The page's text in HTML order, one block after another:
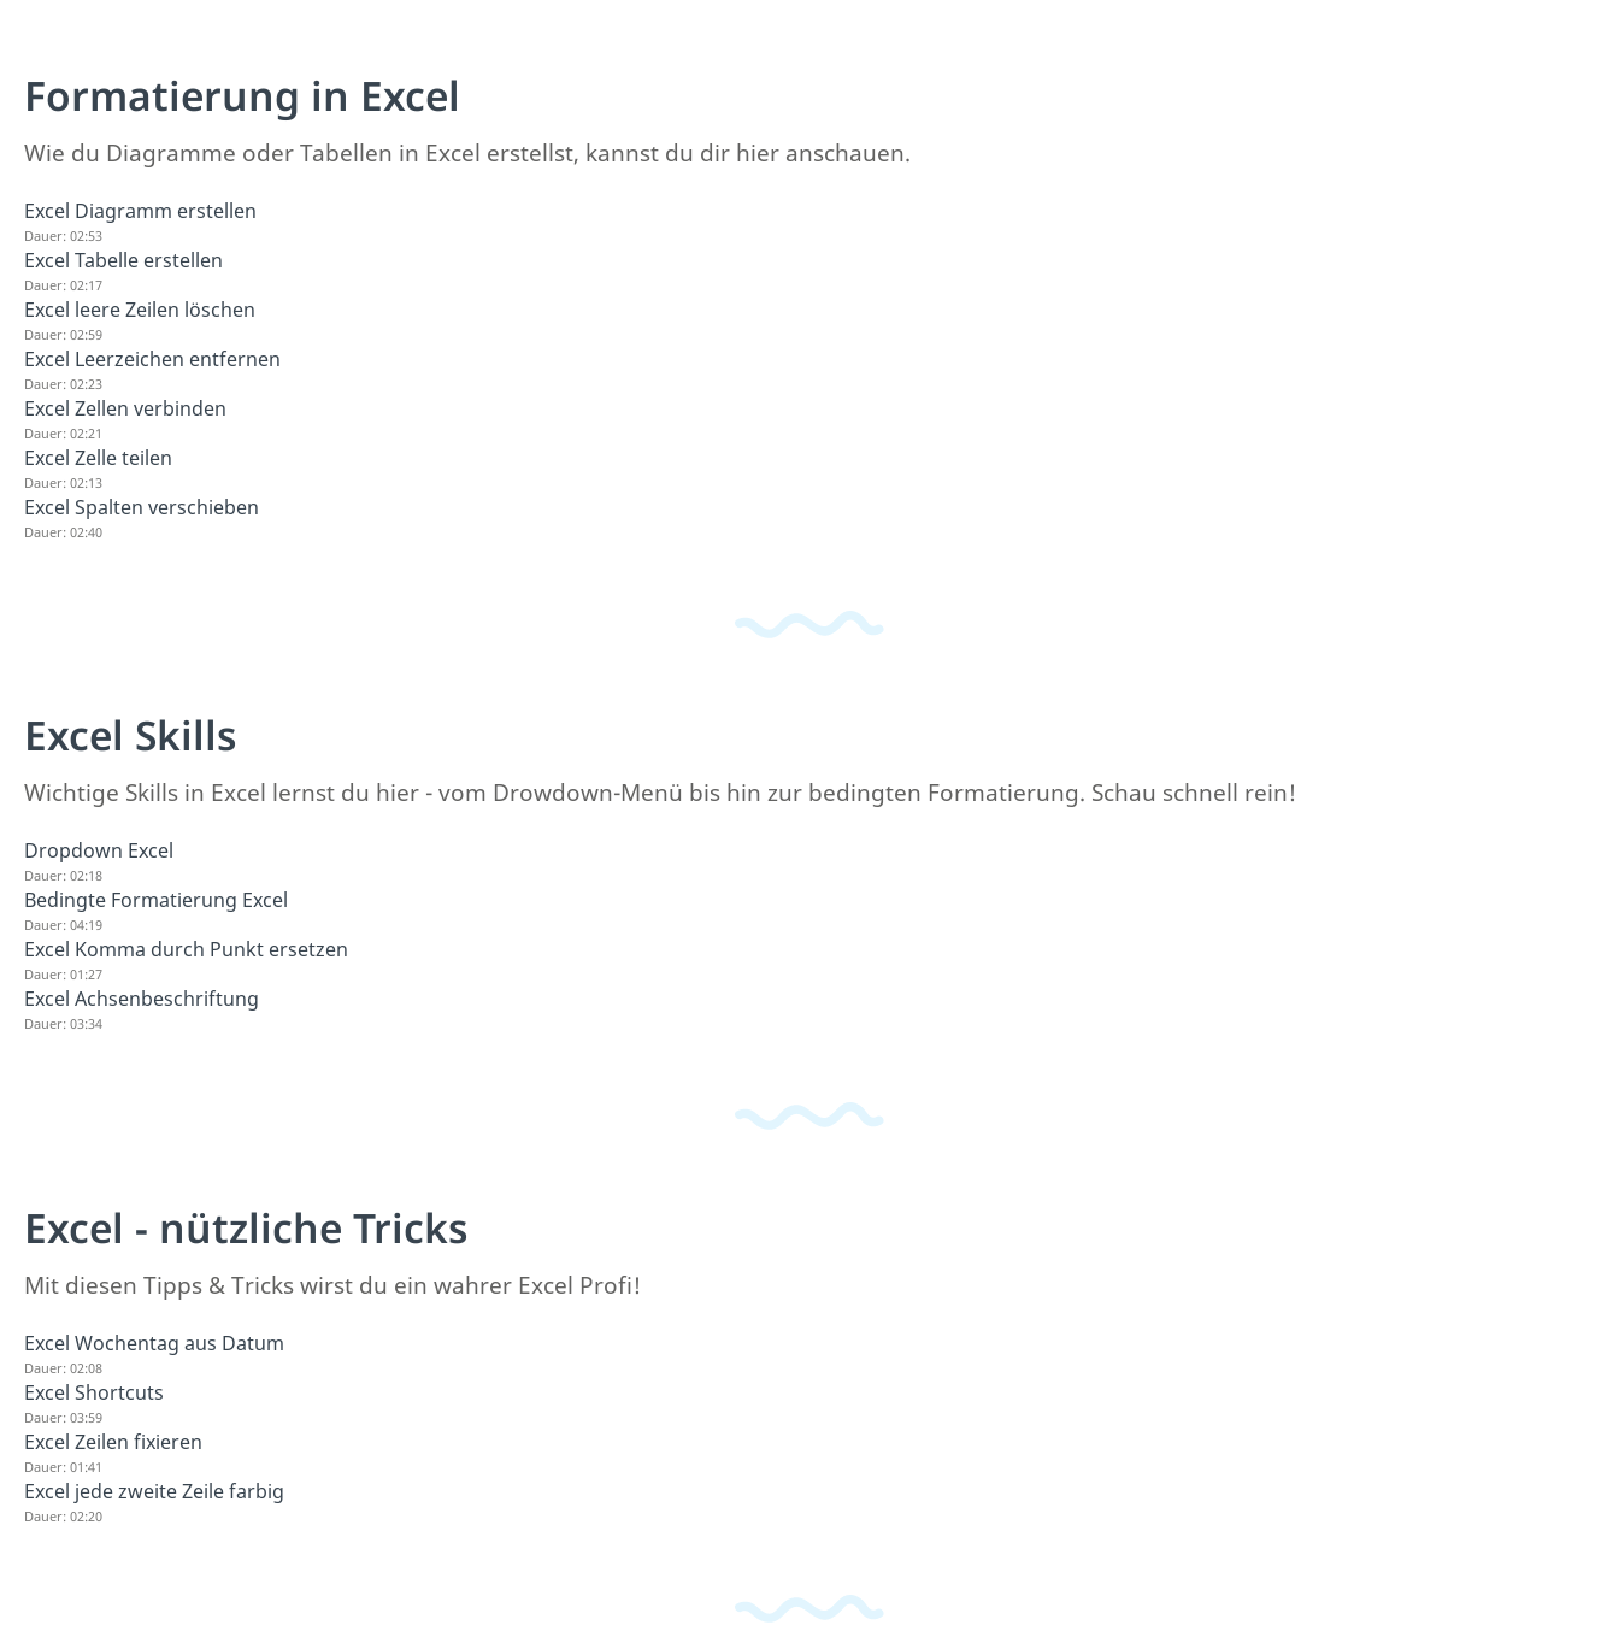
Formatierung in Excel
Wie du Diagramme oder Tabellen in Excel erstellst, kannst du dir hier anschauen.
Excel Diagramm erstellen
Dauer: 02:53
Excel Tabelle erstellen
Dauer: 02:17
Excel leere Zeilen löschen
Dauer: 02:59
Excel Leerzeichen entfernen
Dauer: 02:23
Excel Zellen verbinden
Dauer: 02:21
Excel Zelle teilen
Dauer: 02:13
Excel Spalten verschieben
Dauer: 02:40
Excel Skills
Wichtige Skills in Excel lernst du hier - vom Drowdown-Menü bis hin zur bedingten Formatierung. Schau schnell rein!
Dropdown Excel
Dauer: 02:18
Bedingte Formatierung Excel
Dauer: 04:19
Excel Komma durch Punkt ersetzen
Dauer: 01:27
Excel Achsenbeschriftung
Dauer: 03:34
Excel - nützliche Tricks
Mit diesen Tipps & Tricks wirst du ein wahrer Excel Profi!
Excel Wochentag aus Datum
Dauer: 02:08
Excel Shortcuts
Dauer: 03:59
Excel Zeilen fixieren
Dauer: 01:41
Excel jede zweite Zeile farbig
Dauer: 02:20